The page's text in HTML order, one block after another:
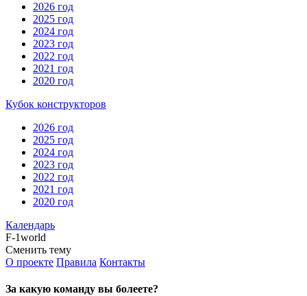
2026 год
2025 год
2024 год
2023 год
2022 год
2021 год
2020 год
Кубок конструкторов
2026 год
2025 год
2024 год
2023 год
2022 год
2021 год
2020 год
Календарь
F-1world
Сменить тему
О проекте Правила Контакты
За какую команду вы болеете?